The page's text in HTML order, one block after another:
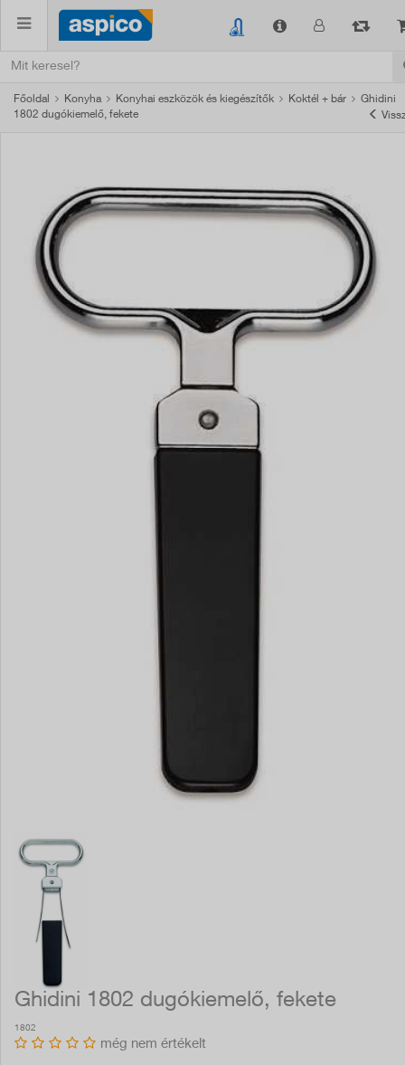
Főoldal Konyha Konyhai eszközök és kiegészítők Koktél + bár
Ghidini
1802 dugókiemelő, fekete
Ghidini 1802 dugókiemelő, fekete
1802
még nem értékelt